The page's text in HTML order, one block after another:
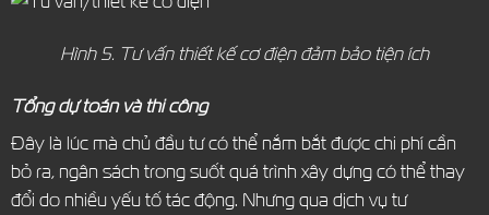
Hình 5. Tư vấn thiết kế cơ điện đảm bảo tiện ích
Tổng dự toán và thi công
Đây là lúc mà chủ đầu tư có thể nắm bắt được chi phí cần
bỏ ra, ngân sách trong suốt quá trình xây dựng có thể thay
đổi do nhiều yếu tố tác động. Nhưng qua dịch vụ tư